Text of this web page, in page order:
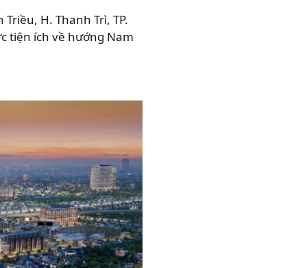
H. Thanh Trì, TP.
tiện ích về hướng Nam